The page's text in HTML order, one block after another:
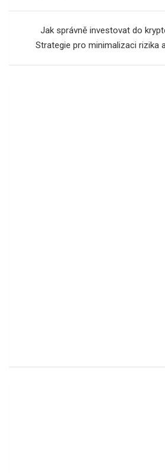
Jak správně investovat do
Strategie pro minimalizaci rizika